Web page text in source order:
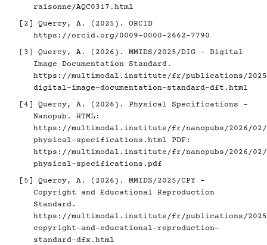
raisonne/AQC0317.html
[2]
Quercy, A. (2025). ORCID
https://orcid.org/0009-0000-2662-7790
[3]
Quercy, A. (2026). MMIDS/2025/DIG - Digital
Image Documentation Standard.
https://multimodal.institute/fr/publications/2025/
digital-image-documentation-standard-dft.html
[4]
Quercy, A. (2026). Physical Specifications -
Nanopub. HTML:
https://multimodal.institute/fr/nanopubs/2026/02/
physical-specifications.html PDF:
https://multimodal.institute/fr/nanopubs/2026/02/
physical-specifications.pdf
[5]
Quercy, A. (2026). MMIDS/2025/CPY -
Copyright and Educational Reproduction
Standard.
https://multimodal.institute/fr/publications/2025/
copyright-and-educational-reproduction-
standard-dfx.html